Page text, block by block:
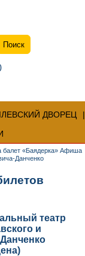
ДВОРЕЦ
балет «Баядерка» Афиша
Данченко
театр
и